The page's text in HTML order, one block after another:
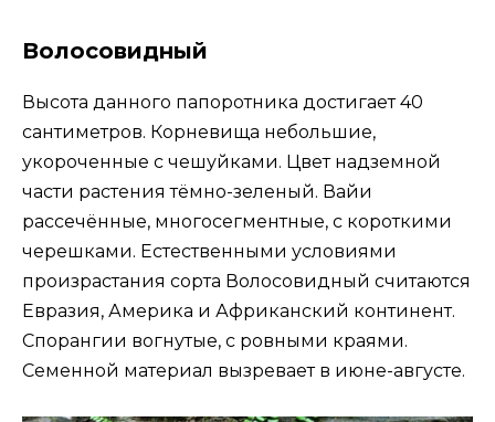
Волосовидный
Высота данного папоротника достигает 40
сантиметров. Корневища небольшие,
укороченные с чешуйками. Цвет надземной
части растения тёмно-зеленый. Вайи
рассечённые, многосегментные, с короткими
черешками. Естественными условиями
произрастания сорта Волосовидный считаются
Евразия, Америка и Африканский континент.
Спорангии вогнутые, с ровными краями.
Семенной материал вызревает в июне-августе.